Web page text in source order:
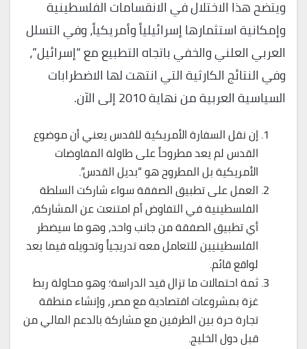
ويتضح هذا الاختلال في الانقسامات الفلسطينية
وإمكانية استثمارها إسرائيلياً وأمريكياً، وفي التسلل
العربي العلني والخفي باتجاه التطبيع مع “إسرائيل”،
وفي النتائج الكارثية التي انتهت لها الاضطرابات
السياسية العربية من نهاية 2010 إلى الآن.
إن نقل السفارة الأمريكية للقدس يعني أن موضوع
القدس لم يعد مطروحاً على طاولة المفاوضات
الأمريكية بل المطروح هو “بديل القدس”.
العمل على تطبيق الصفقة سواء شاركت السلطة
الفلسطينية في التفاوض أم امتنعت عن المشاركة،
أي تطبيق الصفقة من جانب واحد، وهو ما سيضطر
الفلسطينيين للتعامل معه تدريجياً وتحويله فيما بعد
لواقع قائم.
ثمة احتمالات ما تزال قيد الدراسة؛ وهو محاولة ربط
غزة بمشروعات اقتصادية مع مصر، وإنشاء منطقة
تجارة حرة بين الطرفين مع مشاركة بالدعم المالي من
قبل دول الخليج.